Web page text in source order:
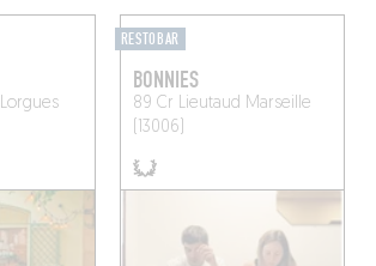
Lorgues
RESTOBAR
BONNIES
89 Cr Lieutaud Marseille
(13006)